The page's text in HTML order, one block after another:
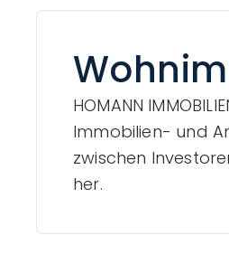
HOMANN
Immobilien- und
zwischen
her.